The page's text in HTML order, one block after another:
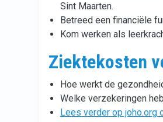
Sint Maarten.
Betreed een financiële
Kom werken als
Ziektekosten
Hoe werkt de
Welke verzekeringen
Lees verder op joho.org